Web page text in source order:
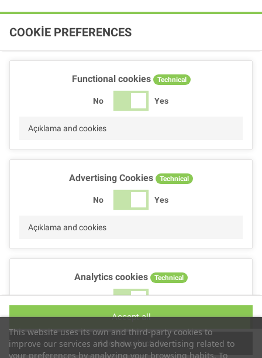
This website uses its own and third-party cookies to
improve our services and show you advertising related to
your preferences by analyzing your browsing habits. To
COOKIE PREFERENCES
Functional cookies Technical
No Yes
Açıklama and cookies
Advertising Cookies Technical
No Yes
Açıklama and cookies
Analytics cookies Technical
No Yes
Accept selection
Accept all